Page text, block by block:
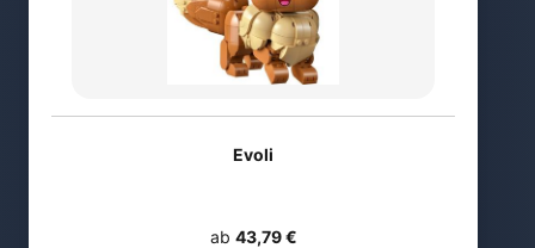
Evoli
ab 43,79 €